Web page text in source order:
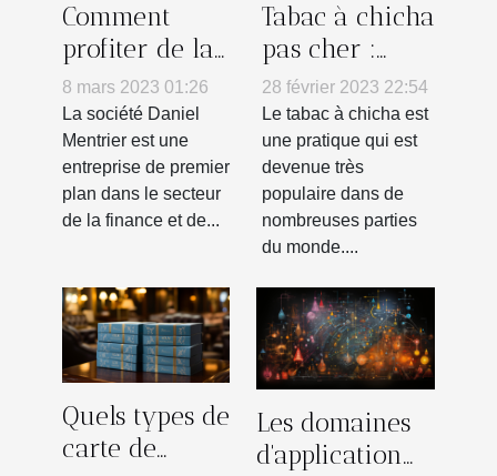
Comment
profiter de la
société DANIEL
MENTRIER ?
8 mars 2023 01:26
La société Daniel
Mentrier est une
entreprise de premier
plan dans le secteur
de la finance et de...
Tabac à chicha
pas cher :
comment
reconnaître
un produit de
qualité ?
28 février 2023 22:54
Le tabac à chicha est
une pratique qui est
devenue très
populaire dans de
nombreuses parties
du monde....
Quels types de
carte de
Les domaines
d'application